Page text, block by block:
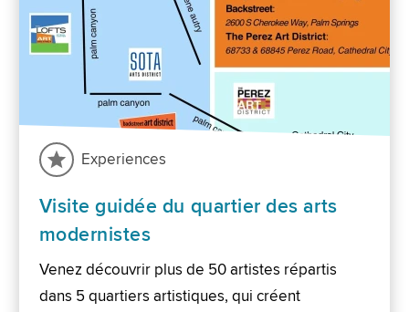
Experiences
Visite guidée du quartier des arts
modernistes
Venez découvrir plus de 50 artistes répartis
dans 5 quartiers artistiques, qui créent